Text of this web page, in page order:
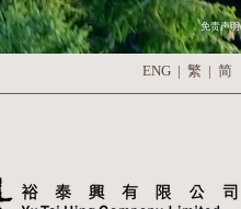
免责声明
ENG | 繁 | 简